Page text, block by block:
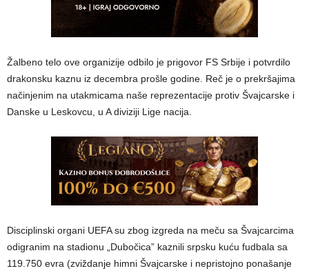
Žalbeno telo ove organizije odbilo je prigovor FS Srbije i potvrdilo
drakonsku kaznu iz decembra prošle godine. Reč je o prekršajima
načinjenim na utakmicama naše reprezentacije protiv Švajcarske i
Danske u Leskovcu, u A diviziji Lige nacija.
Disciplinski organi UEFA su zbog izgreda na meču sa Švajcarcima
odigranim na stadionu „Dubočica” kaznili srpsku kuću fudbala sa
119.750 evra (zviždanje himni Švajcarske i nepristojno ponašanje